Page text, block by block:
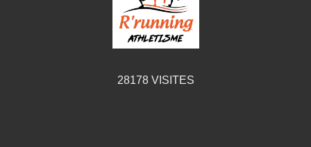
28178VISITES